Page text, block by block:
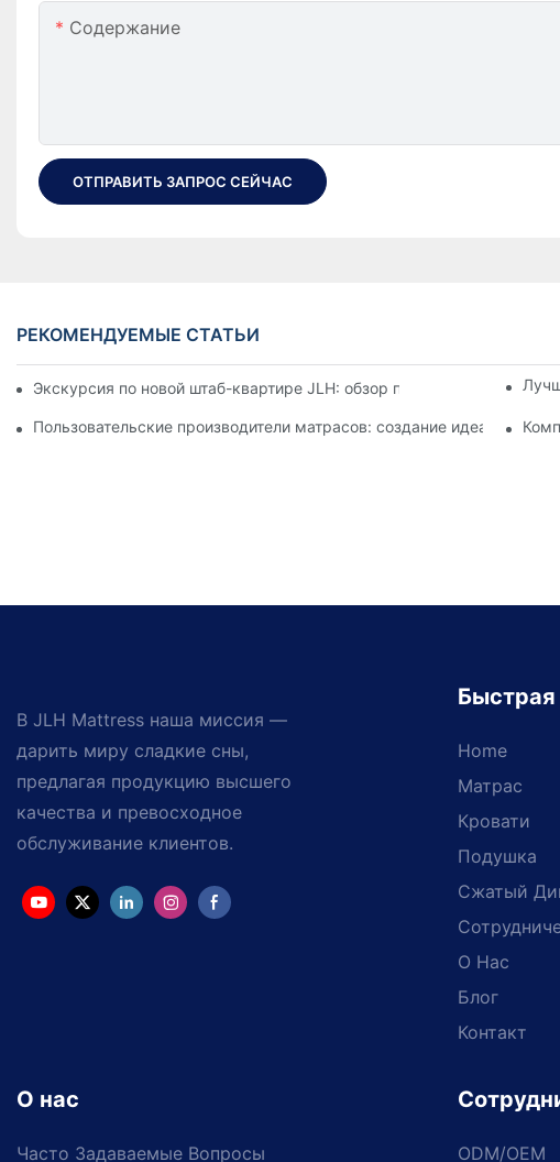
Содержание
ОТПРАВИТЬ ЗАПРОС СЕЙЧАС
РЕКОМЕНДУЕМЫЕ СТАТЬИ
Экскурсия по новой штаб-квартире JLH: обзор последних моделей
Пользовательские производители матрасов: создание идеального
В JLH Mattress наша миссия —
дарить миру сладкие сны,
предлагая продукцию высшего
качества и превосходное
обслуживание клиентов.
Home
Матрас
Кровати
Подушка
Сжатый
О Нас
Блог
Контакт
О нас
Часто Задаваемые Вопросы ODM/OEM